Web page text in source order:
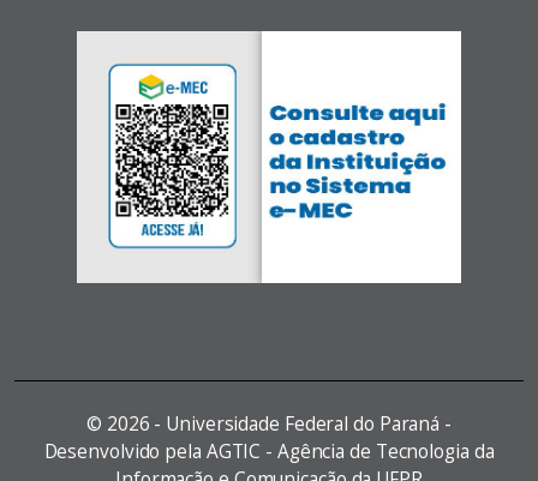
© 2026 - Universidade Federal do Paraná -
Desenvolvido pela AGTIC - Agência de Tecnologia da